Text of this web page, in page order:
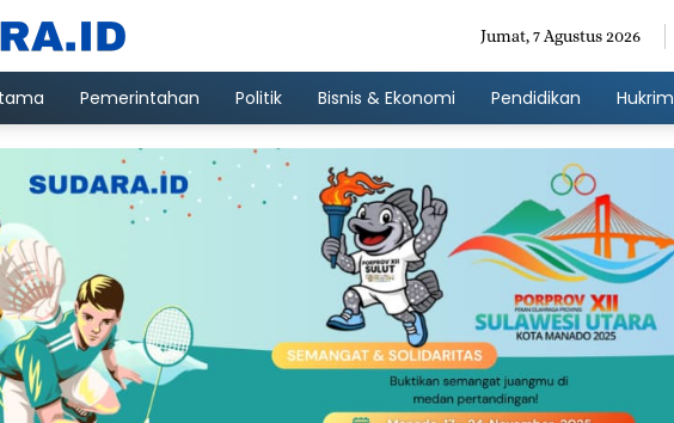
Jumat, 7 Agustus 2026
Pemerintahan Politik Bisnis & Ekonomi Pendidikan Hukrim